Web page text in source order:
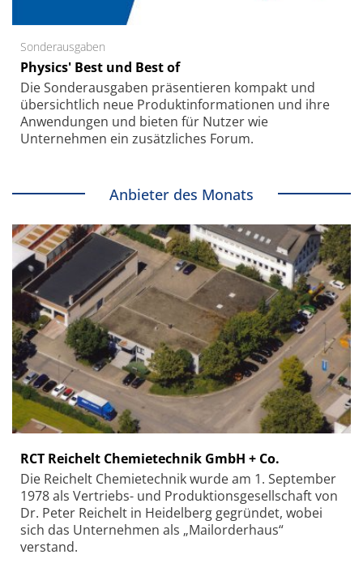
Sonderausgaben
Physics' Best und Best of
Die Sonder­ausgaben präsentieren kompakt und
übersichtlich neue Produkt­informationen und ihre
Anwendungen und bieten für Nutzer wie
Unternehmen ein zusätzliches Forum.
Anbieter des Monats
RCT Reichelt Chemietechnik GmbH + Co.
Die Reichelt Chemietechnik wurde am 1. September
1978 als Vertriebs- und Produktionsgesellschaft von
Dr. Peter Reichelt in Heidelberg gegründet, wobei
sich das Unternehmen als „Mailorderhaus“
verstand.